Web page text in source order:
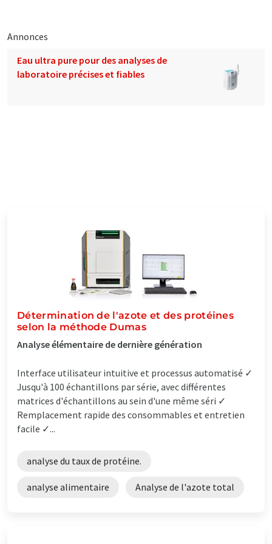
Annonces
Eau ultra pure pour des analyses de
laboratoire précises et fiables
Détermination de l'azote et des protéines
selon la méthode Dumas
Analyse élémentaire de dernière génération
Interface utilisateur intuitive et processus automatisé ✓
Jusqu'à 100 échantillons par série, avec différentes
matrices d'échantillons au sein d'une même séri ✓
Remplacement rapide des consommables et entretien
facile ✓...
analyse du taux de protéine.
analyse alimentaire Analyse de l'azote total